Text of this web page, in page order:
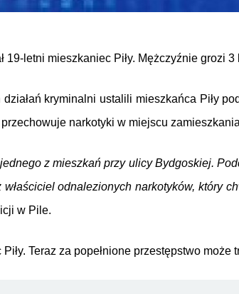
19-letni mieszkaniec Piły. Mężczyźnie grozi
kryminalni ustalili mieszkańca Piły
narkotyki w miejscu
z mieszkań przy ulicy Bydgoskiej.
odnalezionych narkotyków, który
w Pile.
Teraz za popełnione przestępstwo